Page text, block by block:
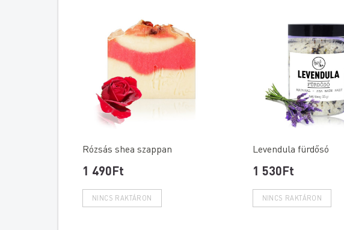
Rózsás shea szappan
1 490Ft
Levendula fürdősó
1 530Ft